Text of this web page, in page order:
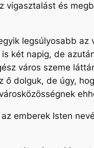
vigasztalást és
legsúlyosabb az
két napig, de
város szeme
dolguk, de úgy,
emberek Isten